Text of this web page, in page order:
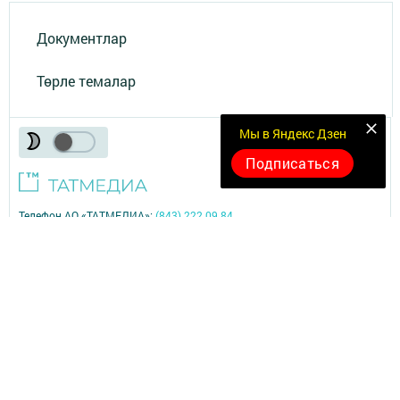
Документлар
Төрле темалар
Мы в Яндекс Дзен
Подписаться
Телефон АО «ТАТМЕДИА»:(843) 222 09 84